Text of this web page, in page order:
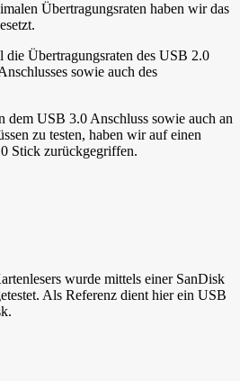
Übertragungsraten haben wir das
die Übertragungsraten des USB 2.0
sowie auch des
dem USB 3.0 Anschluss sowie auch an
zu testen, haben wir auf einen
Stick zurückgegriffen.
wurde mittels einer SanDisk
Als Referenz dient hier ein USB